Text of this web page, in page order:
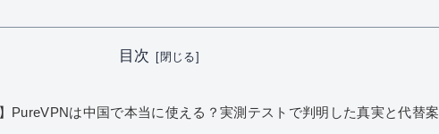
目次
】PureVPNは中国で本当に使える？実測テストで判明した真実と代替案